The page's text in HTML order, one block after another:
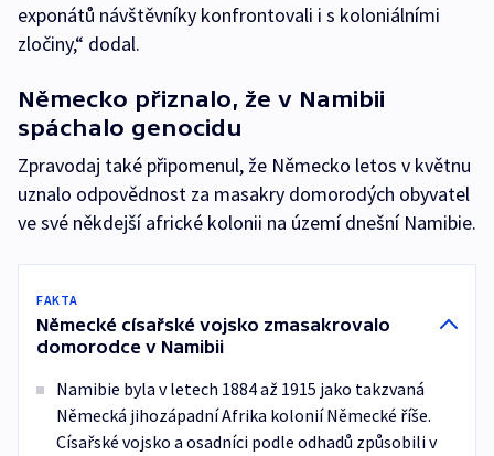
exponátů návštěvníky konfrontovali i s koloniálními
zločiny,“ dodal.
Německo přiznalo, že v Namibii
spáchalo genocidu
Zpravodaj také připomenul, že Německo letos v květnu
uznalo odpovědnost za masakry domorodých obyvatel
ve své někdejší africké kolonii na území dnešní Namibie.
FAKTA
Německé císařské vojsko zmasakrovalo
domorodce v Namibii
Namibie byla v letech 1884 až 1915 jako takzvaná
Německá jihozápadní Afrika kolonií Německé říše.
Císařské vojsko a osadníci podle odhadů způsobili v